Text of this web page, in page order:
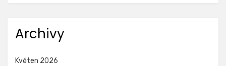
Archivy
Květen 2026